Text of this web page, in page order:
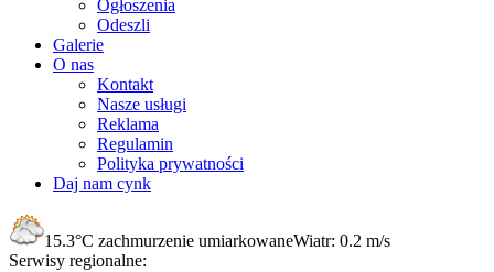
Ogłoszenia
Odeszli
Galerie
O nas
Kontakt
Nasze usługi
Reklama
Regulamin
Polityka prywatności
Daj nam cynk
15.3°C zachmurzenie umiarkowaneWiatr: 0.2 m/s
Serwisy regionalne: